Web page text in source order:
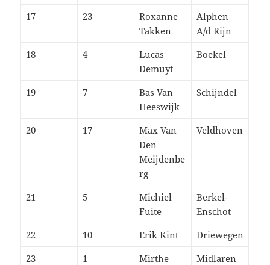
17 23
Roxanne
Takken
Alphen
A/d Rijn
18
4
Lucas
Demuyt
Boekel
19 7
Bas Van
Heeswijk
Schijndel
20 17
Max Van
Den
Meijdenbe
rg
Veldhoven
21 5
Michiel
Fuite
Berkel-
Enschot
22
10 Erik Kint
Driewegen
23
1 Mirthe Midlaren